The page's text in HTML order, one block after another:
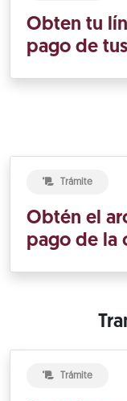
Obten tu
pago de
Trámite
Obtén el
pago de la
Trámite